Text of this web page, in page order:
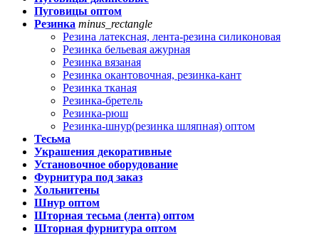
Пуговицы оптом
Резинка minus_rectangle
Резина латексная, лента-резина силиконовая
Резинка бельевая ажурная
Резинка вязаная
Резинка окантовочная, резинка-кант
Резинка тканая
Резинка-бретель
Резинка-рюш
Резинка-шнур(резинка шляпная) оптом
Тесьма
Украшения декоративные
Установочное оборудование
Фурнитура под заказ
Хольнитены
Шнур оптом
Шторная тесьма (лента) оптом
Шторная фурнитура оптом